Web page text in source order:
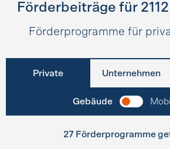
Förderbeiträge für 2112
Förderprogramme für
Private Unternehmen
Gebäude
27 Förderprogramme